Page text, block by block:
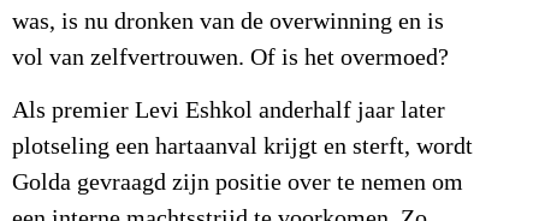
was, is nu dronken van de overwinning en is
vol van zelfvertrouwen. Of is het overmoed?
Als premier Levi Eshkol anderhalf jaar later
plotseling een hartaanval krijgt en sterft, wordt
Golda gevraagd zijn positie over te nemen om